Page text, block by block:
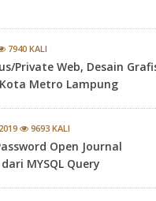
7940 KALI
Private Web, Desain
Metro Lampung
9693 KALI
Open Journal
MYSQL Query